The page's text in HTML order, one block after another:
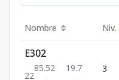
Nombre Niv.
E302
22
85.52
19.7
3